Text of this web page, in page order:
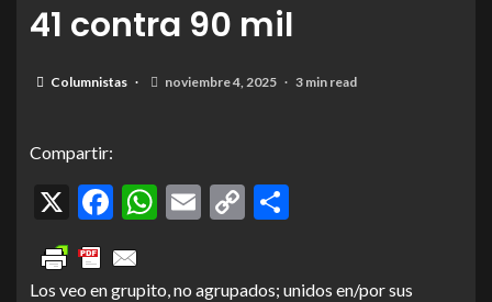
41 contra 90 mil
Columnistas noviembre 4, 2025 3 min read
Compartir:
X Facebook
WhatsApp
Email
Copy
Los veo en grupito, no agrupados; unidos en/por sus